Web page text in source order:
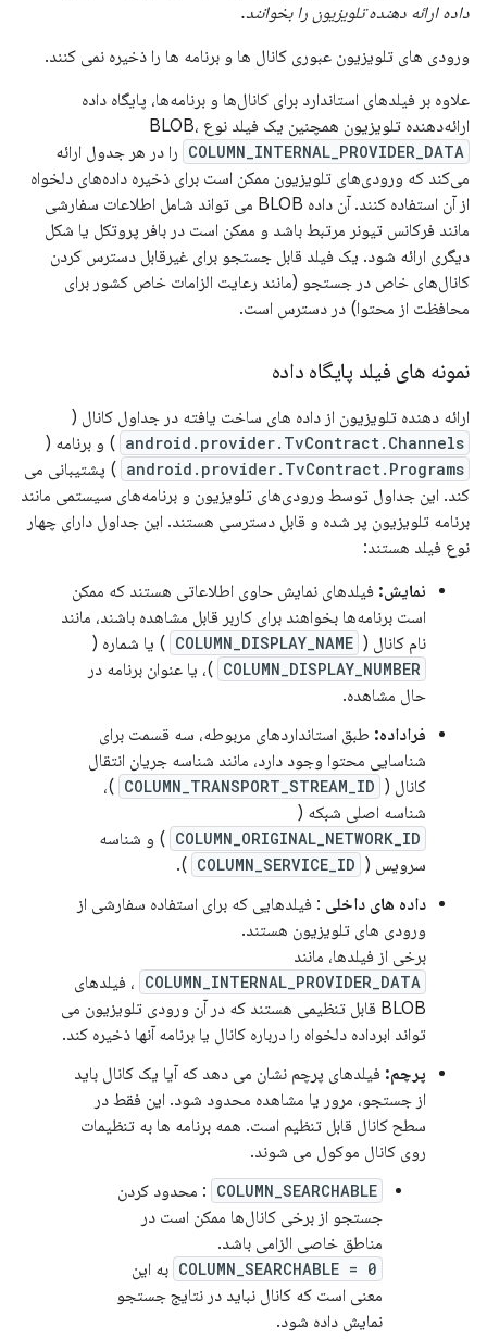
داده ارائه دهنده تلویزیون را بخوانند.
ورودی های تلویزیون عبوری کانال ها و برنامه ها را ذخیره نمی کنند.
علاوه بر فیلدهای استاندارد برای کانال‌ها و برنامه‌ها، پایگاه داده
ارائه‌دهنده تلویزیون همچنین یک فیلد نوع BLOB،
COLUMN_INTERNAL_PROVIDER_DATA را در هر جدول ارائه
می‌کند که ورودی‌های تلویزیون ممکن است برای ذخیره داده‌های دلخواه
از آن استفاده کنند. آن داده BLOB می تواند شامل اطلاعات سفارشی
مانند فرکانس تیونر مرتبط باشد و ممکن است در بافر پروتکل یا شکل
دیگری ارائه شود. یک فیلد قابل جستجو برای غیرقابل دسترس کردن
کانال‌های خاص در جستجو (مانند رعایت الزامات خاص کشور برای
محافظت از محتوا) در دسترس است.
نمونه های فیلد پایگاه داده
ارائه دهنده تلویزیون از داده های ساخت یافته در جداول کانال (
android.provider.TvContract.Channels ) و برنامه (
android.provider.TvContract.Programs ) پشتیبانی می
کند. این جداول توسط ورودی‌های تلویزیون و برنامه‌های سیستمی مانند
برنامه تلویزیون پر شده و قابل دسترسی هستند. این جداول دارای چهار
نوع فیلد هستند:
نمایش: فیلدهای نمایش حاوی اطلاعاتی هستند که ممکن
است برنامه‌ها بخواهند برای کاربر قابل مشاهده باشند، مانند
نام کانال ( COLUMN_DISPLAY_NAME ) یا شماره (
COLUMN_DISPLAY_NUMBER )، یا عنوان برنامه در
حال مشاهده.
فراداده: طبق استانداردهای مربوطه، سه قسمت برای
شناسایی محتوا وجود دارد، مانند شناسه جریان انتقال
کانال ( COLUMN_TRANSPORT_STREAM_ID )،
شناسه اصلی شبکه (
COLUMN_ORIGINAL_NETWORK_ID ) و شناسه
سرویس ( COLUMN_SERVICE_ID
).
داده های داخلی : فیلدهایی که برای استفاده سفارشی از
ورودی های تلویزیون هستند.
برخی از فیلدها، مانند
COLUMN_INTERNAL_PROVIDER_DATA ، فیلدهای
BLOB قابل تنظیمی هستند که در آن ورودی تلویزیون می
تواند ابرداده دلخواه را درباره کانال یا برنامه آنها ذخیره کند.
پرچم: فیلدهای پرچم نشان می دهد که آیا یک کانال باید
از جستجو، مرور یا مشاهده محدود شود. این فقط در
سطح کانال قابل تنظیم است. همه برنامه ها به تنظیمات
روی کانال موکول می شوند.
COLUMN_SEARCHABLE : محدود کردن
جستجو از برخی کانال‌ها ممکن است در
مناطق خاصی الزامی باشد.
COLUMN_SEARCHABLE = 0 به این
معنی است که کانال نباید در نتایج جستجو
نمایش داده شود.